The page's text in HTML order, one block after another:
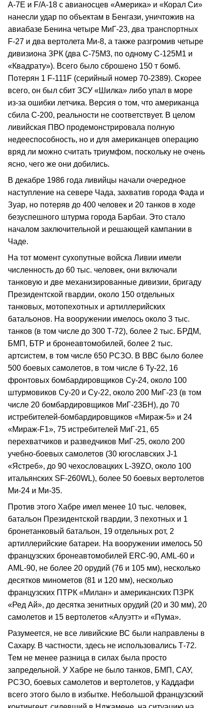
А‑7Е и F/А‑18 с авианосцев «Америка» и «Корал Си»
нанесли удар по объектам в Бенгази, уничтожив на
авиабазе Бенина четыре МиГ‑23, два транспортных
F‑27 и два вертолета Ми‑8, а также разгромив четыре
дивизиона ЗРК (два С‑75М3, по одному С‑125М1 и
«Квадрату»). Всего было сброшено 150 т бомб.
Потерян 1 F‑111F (серийный номер 70‑2389). Скорее
всего, он был сбит ЗСУ «Шилка» либо упал в море
из‑за ошибки летчика. Версия о том, что американца
сбила С‑200, реальности не соответствует. В целом
ливийская ПВО продемонстрировала полную
недееспособность, но и для американцев операцию
вряд ли можно считать триумфом, поскольку не очень
ясно, чего же они добились.
В декабре 1986 года ливийцы начали очередное
наступление на севере Чада, захватив города Фада и
Зуар, но потеряв до 400 человек и 20 танков в ходе
безуспешного штурма города Барбаи. Это стало
началом заключительной и решающей кампании в
Чаде.
На тот момент сухопутные войска Ливии имели
численность до 60 тыс. человек, они включали
танковую и две механизированные дивизии, бригаду
Президентской гвардии, около 150 отдельных
танковых, мотопехотных и артиллерийских
батальонов. На вооружении имелось около 3 тыс.
танков (в том числе до 300 Т‑72), более 2 тыс. БРДМ,
БМП, БТР и бронеавтомобилей, более 2 тыс.
артсистем, в том числе 650 РСЗО. В ВВС было более
500 боевых самолетов, в том числе 6 Ту‑22, 16
фронтовых бомбардировщиков Су‑24, около 100
штурмовиков Су‑20 и Су‑22, около 200 МиГ‑23 (в том
числе 20 бомбардировщиков МиГ‑23БН), до 70
истребителей‑бомбардировщиков «Мираж‑5» и 24
«Мираж‑F1», 75 истребителей МиГ‑21, 65
перехватчиков и разведчиков МиГ‑25, около 200
учебно‑боевых самолетов (30 югославских J‑1
«Ястреб», до 90 чехословацких L‑39ZO, около 100
итальянских SF‑260WL), более 50 боевых вертолетов
Ми‑24 и Ми‑35.
Против этого Хабре имел менее 10 тыс. человек,
батальон Президентской гвардии, 3 пехотных и 1
бронетанковый батальон, 19 отдельных рот, 2
артиллерийские батареи. На вооружении имелось 50
французских бронеавтомобилей ERC‑90, AML‑60 и
AML‑90, не более 20 орудий (76 и 105 мм), несколько
десятков минометов (81 и 120 мм), несколько
французских ПТРК «Милан» и американских ПЗРК
«Ред Ай», до десятка зенитных орудий (20 и 30 мм), 20
самолетов и 15 вертолетов «Алуэтт» и «Пума».
Разумеется, не все ливийские ВС были направлены в
Сахару. В частности, здесь не использовались Т‑72.
Тем не менее разница в силах была просто
запредельной. У Хабре не было танков, БМП, САУ,
РСЗО, боевых самолетов и вертолетов, у Каддафи
всего этого было в избытке. Небольшой французский